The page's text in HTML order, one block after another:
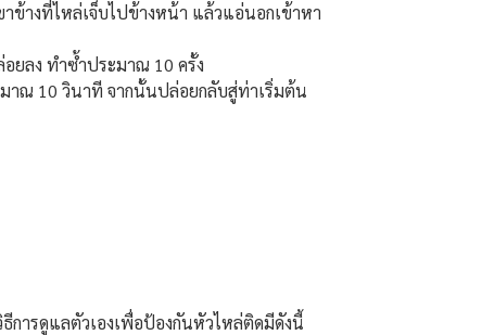
ข้างที่ไหล่เจ็บไปข้างหน้า แล้วแอ่นอกเข้าหา
ยลง ทำซ้ำประมาณ 10 ครั้ง
าณ 10 วินาที จากนั้นปล่อยกลับสู่ท่าเริ่มต้น
การดูแลตัวเองเพื่อป้องกันหัวไหล่ติดมีดังนี้